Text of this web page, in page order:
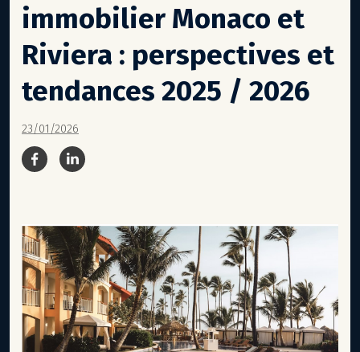
immobilier Monaco et
Riviera : perspectives et
tendances 2025 / 2026
23/01/2026